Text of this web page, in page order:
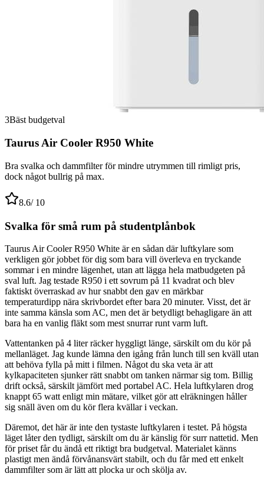
3Bäst budgetval
Taurus Air Cooler R950 White
Bra svalka och dammfilter för mindre utrymmen till rimligt pris,
dock något bullrig på max.
8.6/ 10
Svalka för små rum på studentplånbok
Taurus Air Cooler R950 White är en sådan där luftkylare som
verkligen gör jobbet för dig som bara vill överleva en tryckande
sommar i en mindre lägenhet, utan att lägga hela matbudgeten på
sval luft. Jag testade R950 i ett sovrum på 11 kvadrat och blev
faktiskt överraskad av hur snabbt den gav en märkbar
temperaturdipp nära skrivbordet efter bara 20 minuter. Visst, det är
inte samma känsla som AC, men det är betydligt behagligare än att
bara ha en vanlig fläkt som mest snurrar runt varm luft.
Vattentanken på 4 liter räcker hyggligt länge, särskilt om du kör på
mellanläget. Jag kunde lämna den igång från lunch till sen kväll utan
att behöva fylla på mitt i filmen. Något du ska veta är att
kylkapaciteten sjunker rätt snabbt om tanken närmar sig tom. Billig
drift också, särskilt jämfört med portabel AC. Hela luftkylaren drog
knappt 65 watt enligt min mätare, vilket gör att elräkningen håller
sig snäll även om du kör flera kvällar i veckan.
Däremot, det här är inte den tystaste luftkylaren i testet. På högsta
läget låter den tydligt, särskilt om du är känslig för surr nattetid. Men
för priset får du ändå ett riktigt bra budgetval. Materialet känns
plastigt men ändå förvånansvärt stabilt, och du får med ett enkelt
dammfilter som är lätt att plocka ur och skölja av.